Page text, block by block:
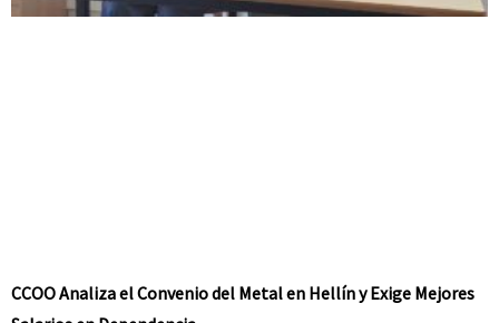
CCOO Analiza el Convenio del Metal en Hellín y Exige Mejores